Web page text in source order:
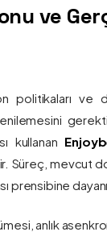
ve
politikaları ve
kullanan
Süreç, mevcut
prensibine
anlık